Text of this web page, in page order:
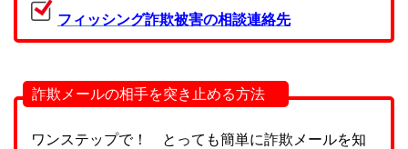
フィッシング詐欺被害の相談連絡先
詐欺メールの相手を突き止める方法
ワンステップで！ とっても簡単に詐欺メールを知